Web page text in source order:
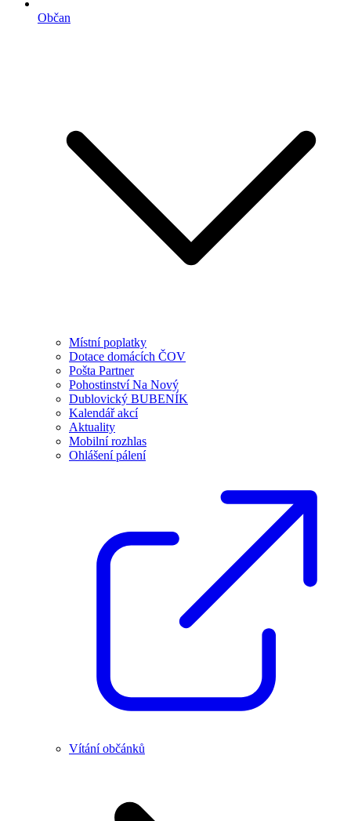
Občan
Místní poplatky
Dotace domácích ČOV
Pošta Partner
Pohostinství Na Nový
Dublovický BUBENÍK
Kalendář akcí
Aktuality
Mobilní rozhlas
Ohlášení pálení
Vítání občánků